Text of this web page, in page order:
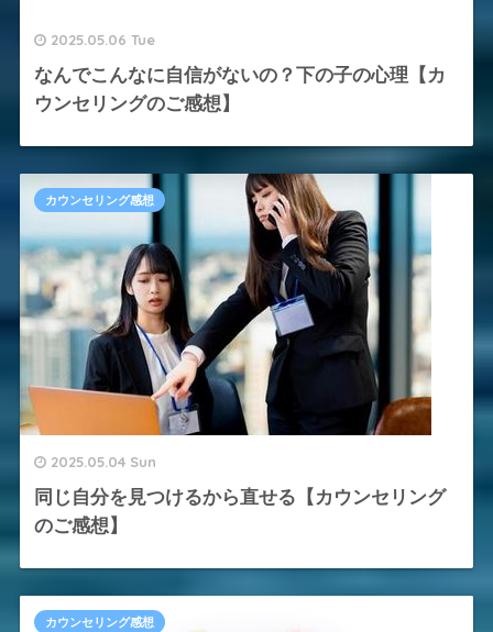
2025.05.06 Tue
なんでこんなに自信がないの？下の子の心理【カ
ウンセリングのご感想】
2025.05.04 Sun
同じ自分を見つけるから直せる【カウンセリング
のご感想】
カウンセリング感想
カウンセリング感想